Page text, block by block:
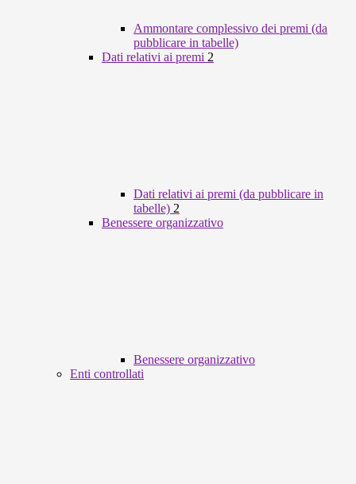
Ammontare complessivo dei premi (da
pubblicare in tabelle)
Dati relativi ai premi 2
Dati relativi ai premi (da pubblicare in
tabelle) 2
Benessere organizzativo
Benessere organizzativo
Enti controllati